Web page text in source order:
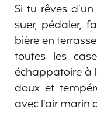
Si tu rêves
suer, pédaler,
bière en
toutes les
échappatoire à
doux et
avec l’air marin